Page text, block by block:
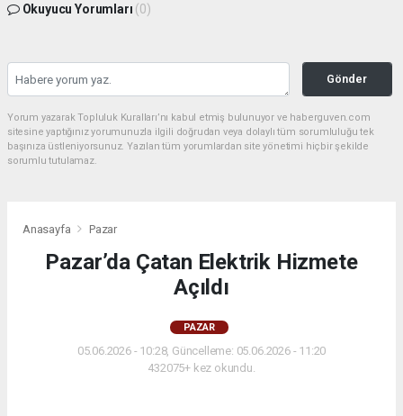
Okuyucu Yorumları (0)
Gönder
Yorum yazarak Topluluk Kuralları’nı kabul etmiş bulunuyor ve haberguven.com
sitesine yaptığınız yorumunuzla ilgili doğrudan veya dolaylı tüm sorumluluğu tek
başınıza üstleniyorsunuz. Yazılan tüm yorumlardan site yönetimi hiçbir şekilde
sorumlu tutulamaz.
Anasayfa Pazar
Pazar’da Çatan Elektrik Hizmete
Açıldı
PAZAR
05.06.2026 - 10:28, Güncelleme: 05.06.2026 - 11:20
432075+ kez okundu.